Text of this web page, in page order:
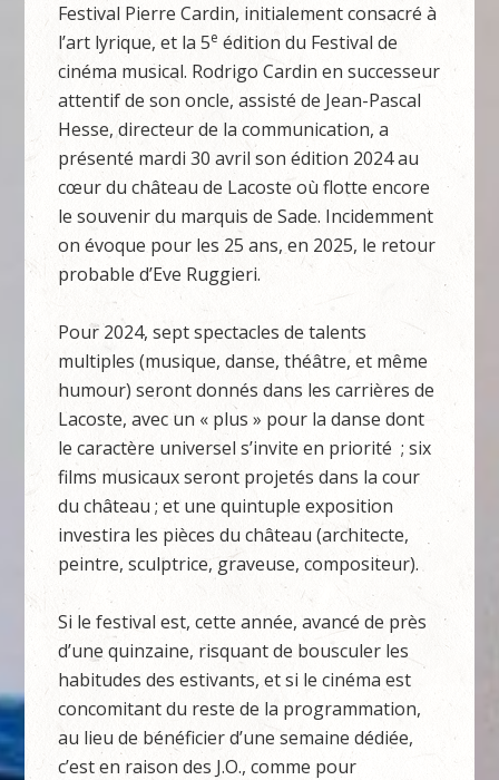
Festival Pierre Cardin, initialement consacré à
l’art lyrique, et la 5e édition du Festival de
cinéma musical. Rodrigo Cardin en successeur
attentif de son oncle, assisté de Jean-Pascal
Hesse, directeur de la communication, a
présenté mardi 30 avril son édition 2024 au
cœur du château de Lacoste où flotte encore
le souvenir du marquis de Sade. Incidemment
on évoque pour les 25 ans, en 2025, le retour
probable d’Eve Ruggieri.
Pour 2024, sept spectacles de talents
multiples (musique, danse, théâtre, et même
humour) seront donnés dans les carrières de
Lacoste, avec un « plus » pour la danse dont
le caractère universel s’invite en priorité ; six
films musicaux seront projetés dans la cour
du château ; et une quintuple exposition
investira les pièces du château (architecte,
peintre, sculptrice, graveuse, compositeur).
Si le festival est, cette année, avancé de près
d’une quinzaine, risquant de bousculer les
habitudes des estivants, et si le cinéma est
concomitant du reste de la programmation,
au lieu de bénéficier d’une semaine dédiée,
c’est en raison des J.O., comme pour